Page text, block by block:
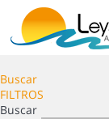
Buscar
FILTROS
Buscar